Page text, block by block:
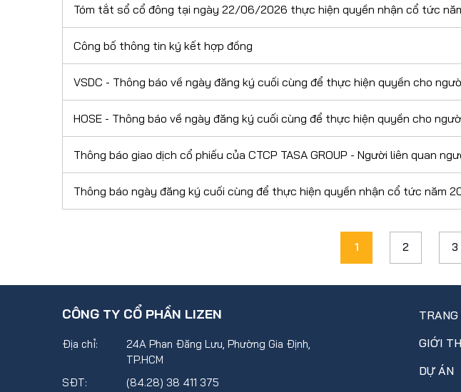
Tóm tắt sổ cổ đông tại ngày 22/06/2026 thực hiện quyền nhận cổ tức
Công bố thông tin ký kết hợp đồng
VSDC - Thông báo về ngày đăng ký cuối cùng để thực hiện quyền cho
HOSE - Thông báo về ngày đăng ký cuối cùng để thực hiện quyền cho
Thông báo giao dịch cổ phiếu của CTCP TASA GROUP - Người liên quan
Thông báo ngày đăng ký cuối cùng để thực hiện quyền nhận cổ tức năm
1 2 3
CÔNG TY CỔ PHẦN LIZEN
Địa chỉ:
24A Phan Đăng Lưu, Phường Gia Định,
TP.HCM
SĐT:
(84.28) 38 411 375
TRANG
GIỚI
DỰ ÁN